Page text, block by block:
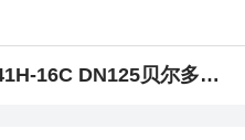
Z941H-16C DN125贝尔多回转户外开关型法兰铸钢电动闸阀 闸阀生产